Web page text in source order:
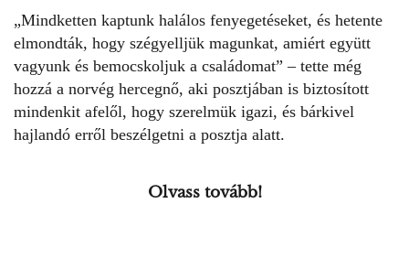
„Mindketten kaptunk halálos fenyegetéseket, és hetente
elmondták, hogy szégyelljük magunkat, amiért együtt
vagyunk és bemocskoljuk a családomat” – tette még
hozzá a norvég hercegnő, aki posztjában is biztosított
mindenkit afelől, hogy szerelmük igazi, és bárkivel
hajlandó erről beszélgetni a posztja alatt.
Olvass tovább!